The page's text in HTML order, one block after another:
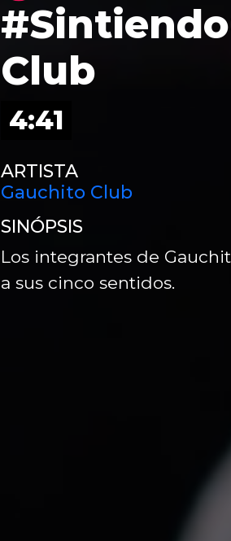
Club
4:41
ARTISTA
Gauchito Club
SINÓPSIS
Los integrantes de
a sus cinco sentidos.